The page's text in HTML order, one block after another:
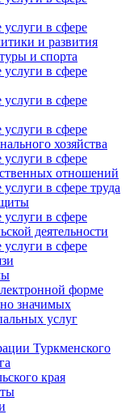
в сфере
и развития
и спорта
в сфере
в сфере
в сфере
хозяйства
в сфере
отношений
в сфере труда
в сфере
деятельности
в сфере
форме
значимых
услуг
Туркменского
края